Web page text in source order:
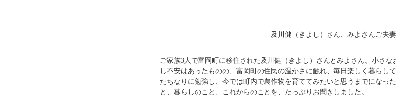
及川健（きよし）さん、みよさんご夫妻
ご家族3人で富岡町に移住された及川健（きよし）さんとみよさん。小さ
し不安はあったものの、富岡町の住民の温かさに触れ、毎日楽しく暮らし
たちなりに勉強し、今では町内で農作物を育ててみたいと思うまでになっ
と、暮らしのこと、これからのことを、たっぷりお聞きしました。